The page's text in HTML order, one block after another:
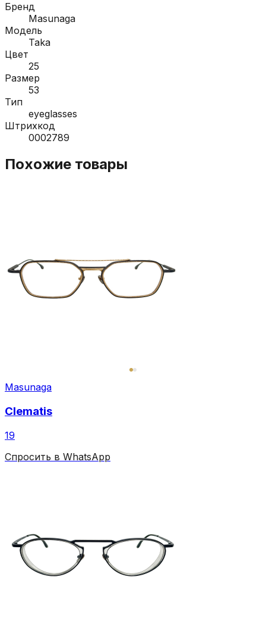
Бренд
Masunaga
Модель
Taka
Цвет
25
Размер
53
Тип
eyeglasses
Штрихкод
0002789
Похожие товары
Masunaga
Clematis
19
Спросить в WhatsApp